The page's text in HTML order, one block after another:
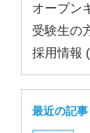
オープン
受験生の
採用情報
最近の記事